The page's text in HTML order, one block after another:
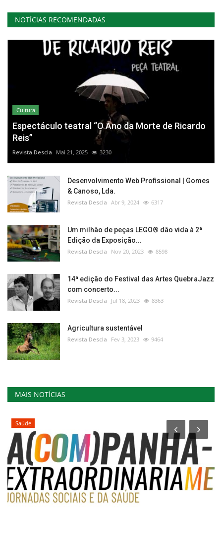
NOTÍCIAS RECOMENDADAS
Cultura
Espectáculo teatral “O Ano da Morte de Ricardo
Reis”
Revista Descla Mai 21, 2025 3230
Desenvolvimento Web Profissional | Gomes
& Canoso, Lda.
Revista Descla Abr 9, 2024 6317
Um milhão de peças LEGO® dão vida à 2ª
Edição da Exposição...
Revista Descla Nov 20, 2023 8598
14ª edição do Festival das Artes QuebraJazz
com concerto...
Revista Descla Jul 18, 2023 8363
Agricultura sustentável
Revista Descla Fev 3, 2023 9464
MAIS NOTÍCIAS
Saúde